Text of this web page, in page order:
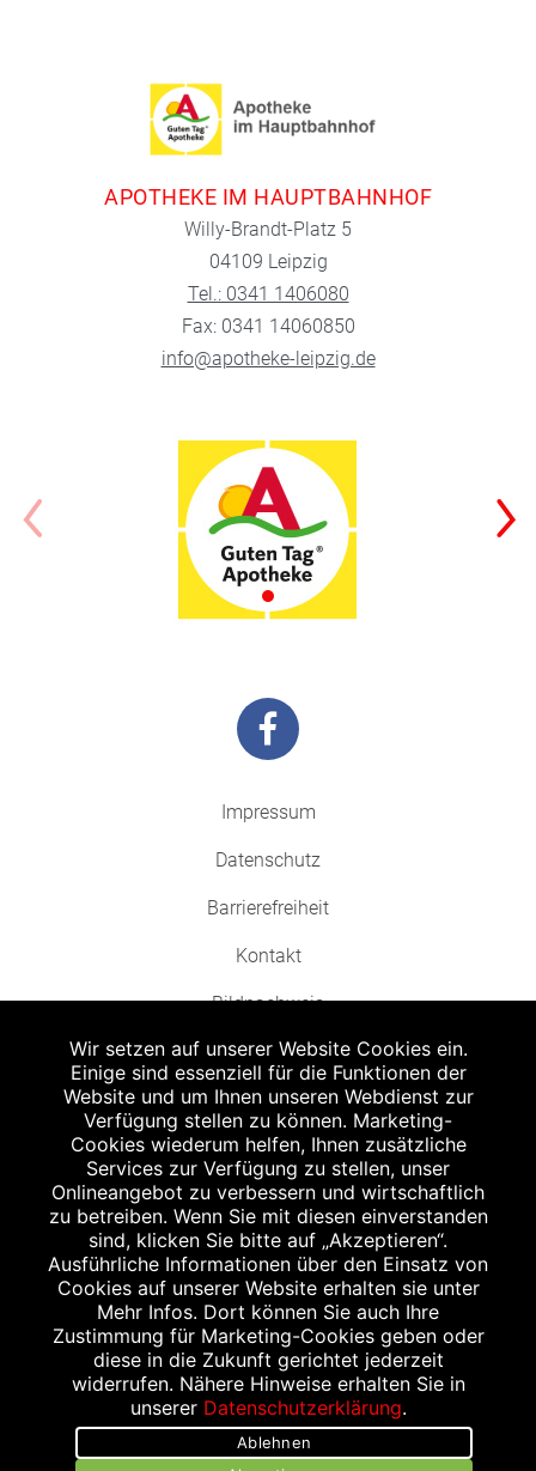
APOTHEKE IM HAUPTBAHNHOF
Willy-Brandt-Platz 5
04109 Leipzig
Tel.: 0341 1406080
Fax: 0341 14060850
info@apotheke-leipzig.de
Impressum
Datenschutz
Barrierefreiheit
Kontakt
Bildnachweis
Abgabe in haushaltsüblichen Mengen, solange der Vorrat reicht. Für Druck-
und Satzfehler keine Haftung.
Zu Risiken und Nebenwirkungen lesen Sie die Packungsbeilage und fragen
Sie Ihren Arzt oder Apotheker.
Angabe nach der deutschen Arzneimitteltaxe Apothekenerstattungspreis
(AEP). Der AEP ist keine unverbindliche Preisempfehlung der Hersteller. Der
AEP ist ein von den Apotheken in Ansatz gebrachter Preis für rezeptfreie
Arzneimittel. Er entspricht in der Höhe dem für Apotheken verbindlichen
Abgabepreis, zu dem eine Apotheke in bestimmten Fällen (z.B. bei Kindern
unter 12 Jahren) das Produkt mit der gesetzlichen Krankenversicherung
abrechnet. Der AEP ist der allgemeine Erstattungspreis im Falle einer
Kostenübernahme durch die gesetzlichen Krankenkassen, vor Abzug eines
Zwangsrabattes (zur Zeit 5%) nach §130 Abs. 1 SGB V.
Unverbindliche Preisempfehlung des Herstellers (UVP).
powered by apovena.de
Wir setzen auf unserer Website Cookies ein.
Einige sind essenziell für die Funktionen der
Website und um Ihnen unseren Webdienst zur
Verfügung stellen zu können. Marketing-
Cookies wiederum helfen, Ihnen zusätzliche
Services zur Verfügung zu stellen, unser
Onlineangebot zu verbessern und wirtschaftlich
zu betreiben. Wenn Sie mit diesen einverstanden
sind, klicken Sie bitte auf „Akzeptieren“.
Ausführliche Informationen über den Einsatz von
Cookies auf unserer Website erhalten sie unter
Mehr Infos. Dort können Sie auch Ihre
Zustimmung für Marketing-Cookies geben oder
diese in die Zukunft gerichtet jederzeit
widerrufen. Nähere Hinweise erhalten Sie in
unserer Datenschutzerklärung.
Ablehnen